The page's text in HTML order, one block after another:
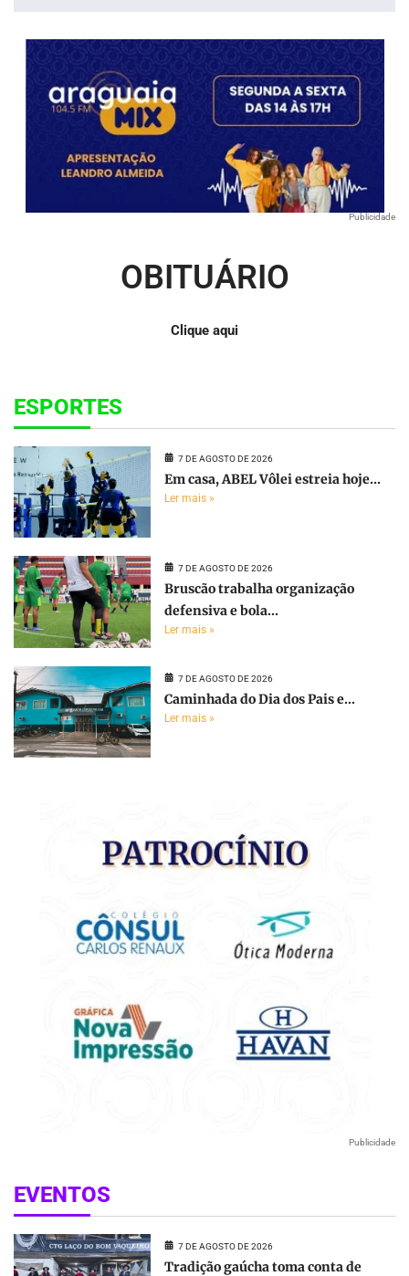
Publicidade
OBITUÁRIO
Clique aqui
ESPORTES
7 DE AGOSTO DE 2026
Em casa, ABEL Vôlei estreia hoje...
Ler mais »
7 DE AGOSTO DE 2026
Bruscão trabalha organização
defensiva e bola...
Ler mais »
7 DE AGOSTO DE 2026
Caminhada do Dia dos Pais e...
Ler mais »
Publicidade
EVENTOS
7 DE AGOSTO DE 2026
Tradição gaúcha toma conta de